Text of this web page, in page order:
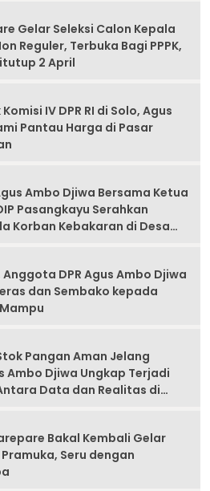
Gelar Seleksi Calon Kepala
Reguler, Terbuka Bagi PPPK,
2 April
IV DPR RI di Solo, Agus
Pantau Harga di Pasar
Ambo Djiwa Bersama Ketua
Pasangkayu Serahkan
Korban Kebakaran di Desa
DPR Agus Ambo Djiwa
dan Sembako kepada
Pangan Aman Jelang
Ambo Djiwa Ungkap Terjadi
Data dan Realitas di
Bakal Kembali Gelar
Seru dengan